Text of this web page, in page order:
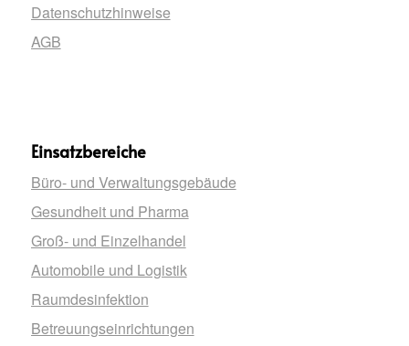
Datenschutzhinweise
AGB
Einsatzbereiche
Büro- und Verwaltungsgebäude
Gesundheit und Pharma
Groß- und Einzelhandel
Automobile und Logistik
Raumdesinfektion
Betreuungseinrichtungen